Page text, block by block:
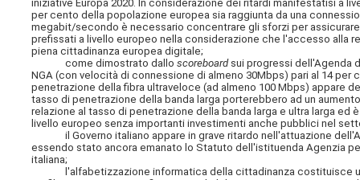
iniziative Europa 2020. In considerazione dei ritardi manifestatisi a
per cento della popolazione europea sia raggiunta da una
megabit/secondo è necessario concentrare gli sforzi per
prefissati a livello europeo nella considerazione che l'accesso alla
piena cittadinanza europea digitale;
come dimostrato dalloscoreboardsui progressi dell'Agenda
NGA (con velocità di connessione di almeno 30Mbps) pari al 14
penetrazione della fibra ultraveloce (ad almeno 100 Mbps) appare
tasso di penetrazione della banda larga porterebbero ad un
relazione al tasso di penetrazione della banda larga e ultra larga
livello europeo senza importanti investimenti anche pubblici nel
il Governo italiano appare in grave ritardo nell'attuazione
essendo stato ancora emanato lo Statuto dell'istituenda Agenzia
italiana;
l'alfabetizzazione informatica della cittadinanza costituisce